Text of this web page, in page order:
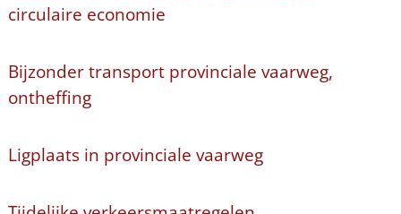
circulaire economie
Bijzonder transport provinciale vaarweg,
ontheffing
Ligplaats in provinciale vaarweg